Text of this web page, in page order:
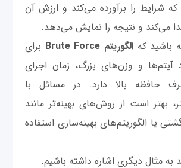
که شرایط را برآورده می‌کند و ارزش آن
می‌کند و نتیجه را نمایش می‌دهد.
باشید که الگوریتم Brute Force
برای
آیتم‌ها و وزن‌های بزرگ، زمان اجرای
حافظه بالا دارد. در مسائل با
بهتر است از روش‌های بهینه‌تر مانند
یا الگوریتم‌های بهینه‌سازی استفاده
به مثال دیگری اشاره داشته باشیم.